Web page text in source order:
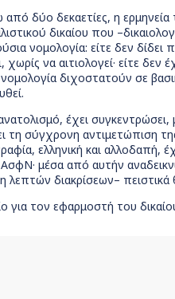
δύο δεκαετίες, η ερμηνεία
δικαίου που
νομολογία: είτε δεν
να αιτιολογεί· είτε
διχοστατούν σε
έχει συγκεντρώσει,
τη σύγχρονη αντιμετώπιση
ελληνική και αλλοδαπή,
μέσα από αυτήν
διακρίσεων– πειστικά
για τον εφαρμοστή του